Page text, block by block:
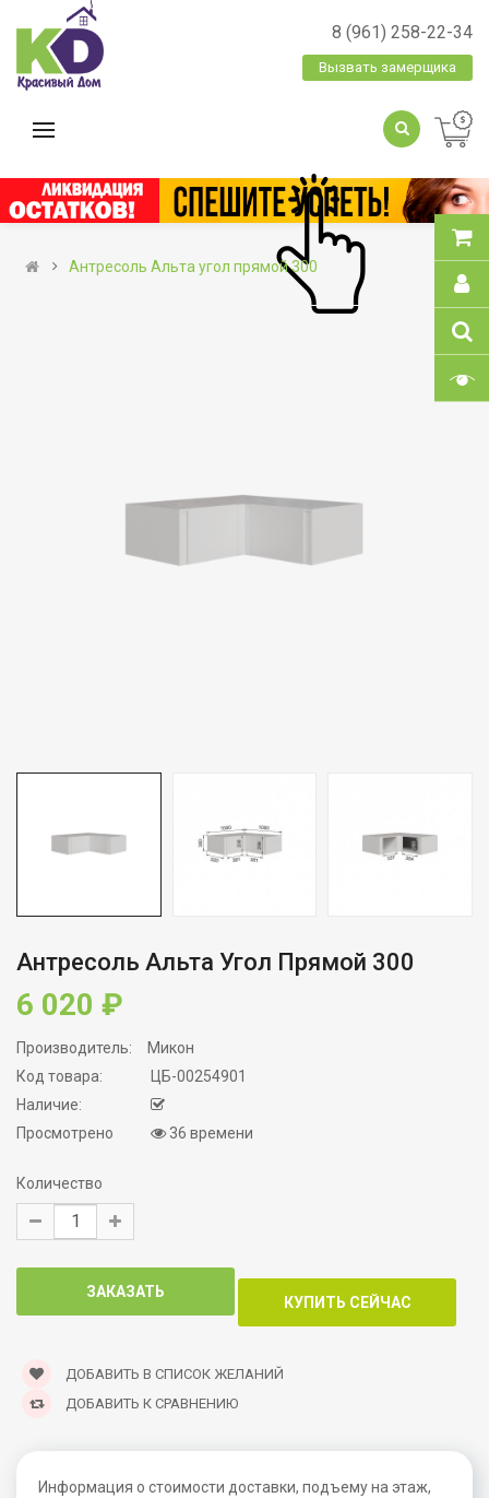
8 (961) 258-22-34
Вызвать замерщика
Антресоль Альта угол прямой 300
Антресоль Альта Угол Прямой 300
6 020 ₽
Производитель:
Микон
Код товара:
ЦБ-00254901
Наличие:
Просмотрено
36 времени
Количество
ДОБАВИТЬ В СПИСОК ЖЕЛАНИЙ
ДОБАВИТЬ К СРАВНЕНИЮ
Информация о стоимости доставки, подъему на этаж,